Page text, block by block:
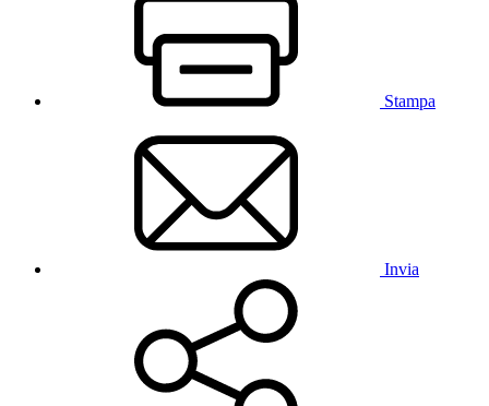
Stampa
Invia